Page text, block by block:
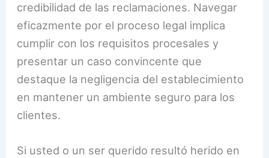
credibilidad de las reclamaciones. Navegar
eficazmente por el proceso legal implica
cumplir con los requisitos procesales y
presentar un caso convincente que
destaque la negligencia del establecimiento
en mantener un ambiente seguro para los
clientes.
Si usted o un ser querido resultó herido en